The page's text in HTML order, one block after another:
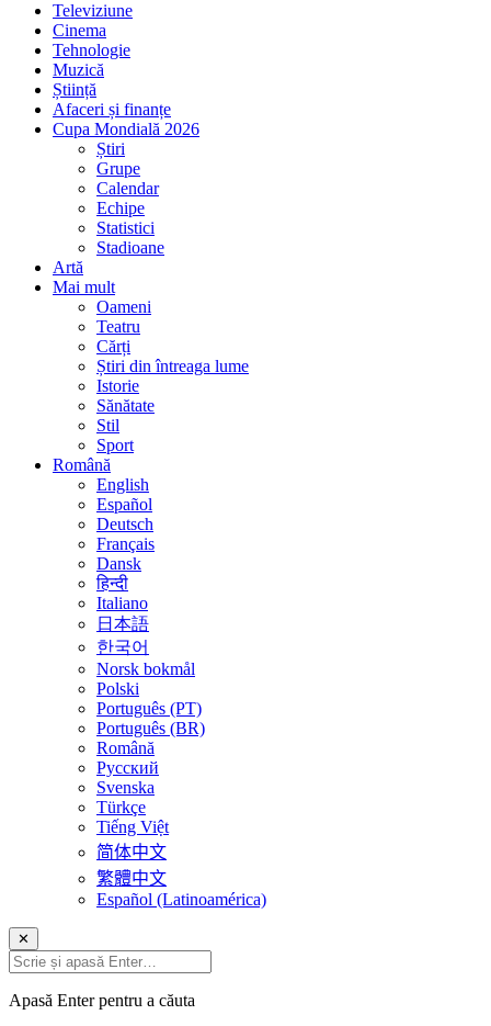
Televiziune
Cinema
Tehnologie
Muzică
Știință
Afaceri și finanțe
Cupa Mondială 2026
Știri
Grupe
Calendar
Echipe
Statistici
Stadioane
Artă
Mai mult
Oameni
Teatru
Cărți
Știri din întreaga lume
Istorie
Sănătate
Stil
Sport
Română
English
Español
Deutsch
Français
Dansk
हिन्दी
Italiano
日本語
한국어
Norsk bokmål
Polski
Português (PT)
Português (BR)
Română
Русский
Svenska
Türkçe
Tiếng Việt
简体中文
繁體中文
Español (Latinoamérica)
✕
Apasă Enter pentru a căuta